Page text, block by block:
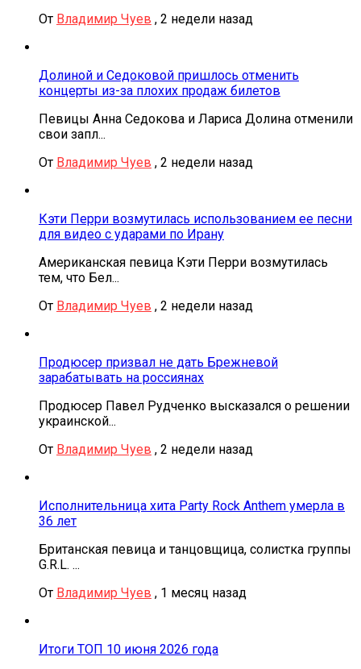
От Владимир Чуев , 2 недели назад
Долиной и Седоковой пришлось отменить
концерты из-за плохих продаж билетов
Певицы Анна Седокова и Лариса Долина отменили
свои запл...
От Владимир Чуев , 2 недели назад
Кэти Перри возмутилась использованием ее песни
для видео с ударами по Ирану
Американская певица Кэти Перри возмутилась
тем, что Бел...
От Владимир Чуев , 2 недели назад
Продюсер призвал не дать Брежневой
зарабатывать на россиянах
Продюсер Павел Рудченко высказался о решении
украинской...
От Владимир Чуев , 2 недели назад
Исполнительница хита Party Rock Anthem умерла в
36 лет
Британская певица и танцовщица, солистка группы
G.R.L. ...
От Владимир Чуев , 1 месяц назад
Итоги ТОП 10 июня 2026 года